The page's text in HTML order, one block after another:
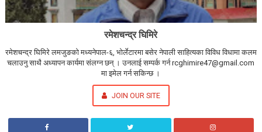
रमेशचन्द्र घिमिरे
रमेशचन्द्र घिमिरे लमजुङको मध्यनेपाल-६, भोर्लेटारमा बसेर नेपाली साहित्यका विविध विधामा कलम
चलाउनु साथै अध्यापन कार्यमा संलग्न छन् । उनलाई सम्पर्क गर्न rcghimire47@gmail.com
मा इमेल गर्न सकिन्छ ।
JOIN OUR SITE